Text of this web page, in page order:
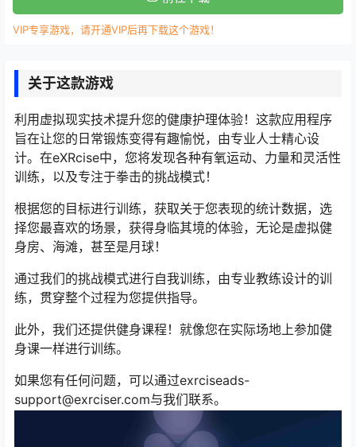
VIP专享游戏，请开通VIP后再下载这个游戏！
关于这款游戏
利用虚拟现实技术提升您的健康护理体验！这款应用程序
旨在让您的日常锻炼变得有趣愉悦，由专业人士精心设
计。在eXRcise中，您将发现各种有氧运动、力量和灵活性
训练，以及专注于拳击的挑战模式！
根据您的目标进行训练，获取关于您表现的统计数据，选
择您最喜欢的场景，获得身临其境的体验，无论是虚拟健
身房、海滩，甚至是月球！
通过我们的挑战模式进行自我训练，由专业教练设计的训
练，贯穿整个过程为您提供指导。
此外，我们还提供健身课程！就像您在实际场地上参加健
身课一样进行训练。
如果您有任何问题，可以通过exrciseads-
support@exrciser.com与我们联系。